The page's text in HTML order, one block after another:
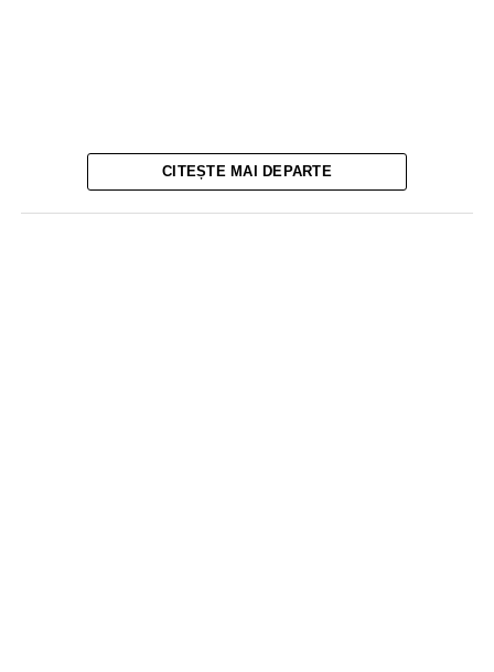
CITEȘTE MAI DEPARTE